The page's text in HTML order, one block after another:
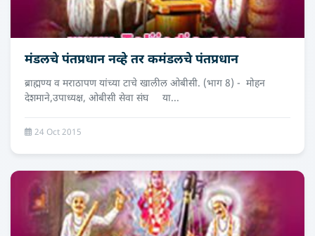
मंडलचे पंतप्रधान नव्हे तर कमंडलचे पंतप्रधान
ब्राह्मण्य व मराठापण यांच्या टाचे खालील ओबीसी. (भाग 8) - मोहन
देशमाने,उपाध्‍यक्ष, ओबीसी सेवा संघ या...
24 Oct 2015